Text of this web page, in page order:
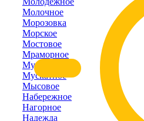
Молочное
Морозовка
Морское
Мостовое
Мраморное
Муромское
Мускатное
Мысовое
Набережное
Нагорное
Надежда